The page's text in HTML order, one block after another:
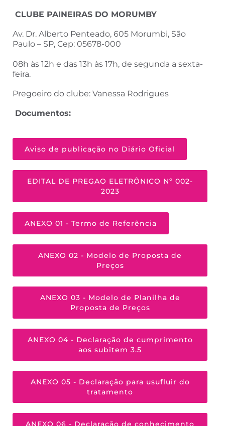
CLUBE PAINEIRAS DO MORUMBY
Av. Dr. Alberto Penteado, 605 Morumbi, São
Paulo – SP, Cep: 05678-000
08h às 12h e das 13h às 17h, de segunda a sexta-
feira.
Pregoeiro do clube: Vanessa Rodrigues
Documentos:
Aviso de publicação no Diário Oficial
EDITAL DE PREGAO ELETRÔNICO Nº 002-
2023
ANEXO 01 - Termo de Referência
ANEXO 02 - Modelo de Proposta de
Preços
ANEXO 03 - Modelo de Planilha de
Proposta de Preços
ANEXO 04 - Declaração de cumprimento
aos subitem 3.5
ANEXO 05 - Declaração para usufluir do
tratamento
ANEXO 06 - Declaração de conhecimento